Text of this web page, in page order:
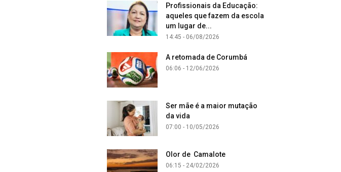
Profissionais da Educação:
aqueles que fazem da escola
um lugar de...
14:45 - 06/08/2026
A retomada de Corumbá
06:06 - 12/06/2026
Ser mãe é a maior mutação
da vida
07:00 - 10/05/2026
Olor de Camalote
06:15 - 24/02/2026